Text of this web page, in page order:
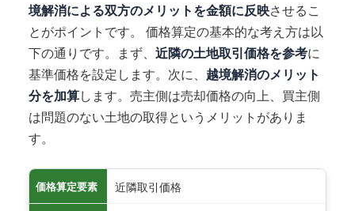
境解消による双方のメリットを金額に反映させるこ
とがポイントです。 価格算定の基本的な考え方は以
下の通りです。まず、 近隣の土地取引価格を参考に
基準価格を設定します。次に、 越境解消のメリット
分を加算します。売主側は売却価格の向上、買主側
は問題のない土地の取得というメリットがありま
す。
価格算定要素 近隣取引価格